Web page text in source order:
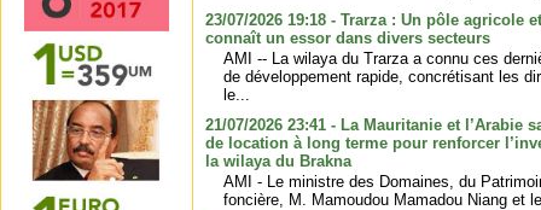
23/07/2026 19:18 - Trarza : Un pôle agricole
connaît un essor dans divers secteurs
AMI -- La wilaya du Trarza a connu ces
de développement rapide, concrétisant les
le...
21/07/2026 23:41 - La Mauritanie et l’Arabie
de location à long terme pour renforcer
la wilaya du Brakna
AMI - Le ministre des Domaines, du
foncière, M. Mamoudou Mamadou Niang et